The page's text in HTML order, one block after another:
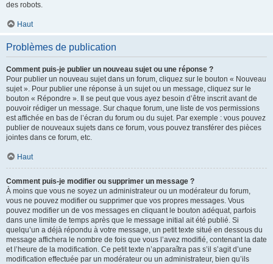
des robots.
Haut
Problèmes de publication
Comment puis-je publier un nouveau sujet ou une réponse ?
Pour publier un nouveau sujet dans un forum, cliquez sur le bouton « Nouveau
sujet ». Pour publier une réponse à un sujet ou un message, cliquez sur le
bouton « Répondre ». Il se peut que vous ayez besoin d’être inscrit avant de
pouvoir rédiger un message. Sur chaque forum, une liste de vos permissions
est affichée en bas de l’écran du forum ou du sujet. Par exemple : vous pouvez
publier de nouveaux sujets dans ce forum, vous pouvez transférer des pièces
jointes dans ce forum, etc.
Haut
Comment puis-je modifier ou supprimer un message ?
À moins que vous ne soyez un administrateur ou un modérateur du forum,
vous ne pouvez modifier ou supprimer que vos propres messages. Vous
pouvez modifier un de vos messages en cliquant le bouton adéquat, parfois
dans une limite de temps après que le message initial ait été publié. Si
quelqu’un a déjà répondu à votre message, un petit texte situé en dessous du
message affichera le nombre de fois que vous l’avez modifié, contenant la date
et l’heure de la modification. Ce petit texte n’apparaîtra pas s’il s’agit d’une
modification effectuée par un modérateur ou un administrateur, bien qu’ils